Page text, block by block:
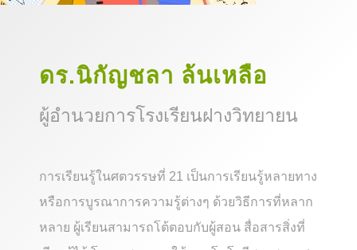
ดร.นิกัญชลา ล้นเหลือ
ผู้อำนวยการโรงเรียนฝางวิทยายน
การเรียนรู้ในศตวรรษที่ 21 เป็นการเรียนรู้หลายทาง
หรือการบูรณาการความรู้ต่างๆ ด้วยวิธีการที่หลาก
หลาย ผู้เรียนสามารถโต้ตอบกับผู้สอน สื่อสารสิ่งที่